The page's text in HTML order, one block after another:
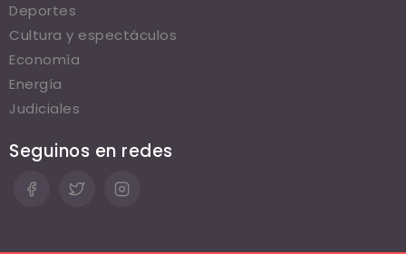
Deportes
Cultura y espectáculos
Economía
Energía
Judiciales
Seguinos en redes